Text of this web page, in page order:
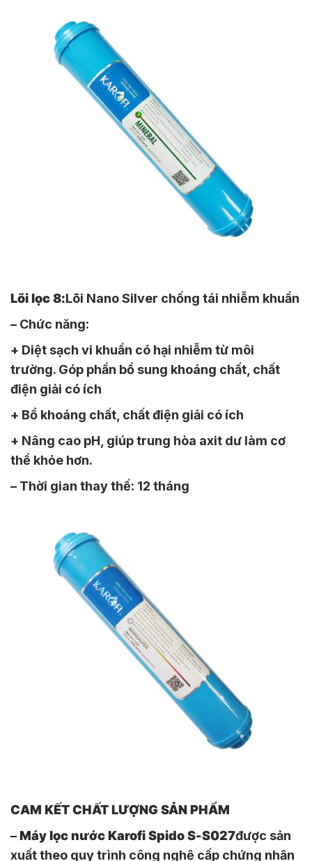
Lõi lọc 8:Lõi Nano Silver chống tái nhiễm khuẩn
– Chức năng:
+ Diệt sạch vi khuẩn có hại nhiễm từ môi
trường. Góp phần bổ sung khoáng chất, chất
điện giải có ích
+ Bổ khoáng chất, chất điện giải có ích
+ Nâng cao pH, giúp trung hòa axit dư làm cơ
thể khỏe hơn.
– Thời gian thay thế: 12 tháng
CAM KẾT CHẤT LƯỢNG SẢN PHẨM
–Máy lọc nước Karofi Spido S-S027được sản
xuất theo quy trình công nghệ cấp chứng nhận